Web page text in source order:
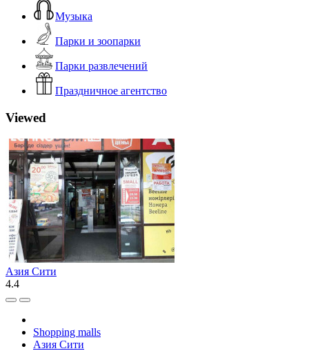
Музыка
Парки и зоопарки
Парки развлечений
Праздничное агентство
Viewed
Азия Сити
4.4
Shopping malls
Азия Сити